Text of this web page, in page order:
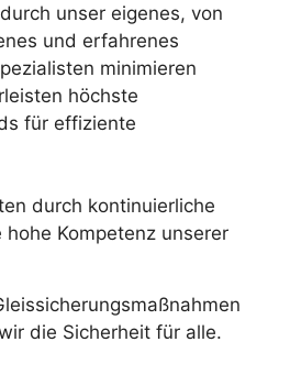
unser eigenes, von
und erfahrenes
minimieren
höchste
für effiziente
durch kontinuierliche
Kompetenz unserer
die Sicherheit für alle.